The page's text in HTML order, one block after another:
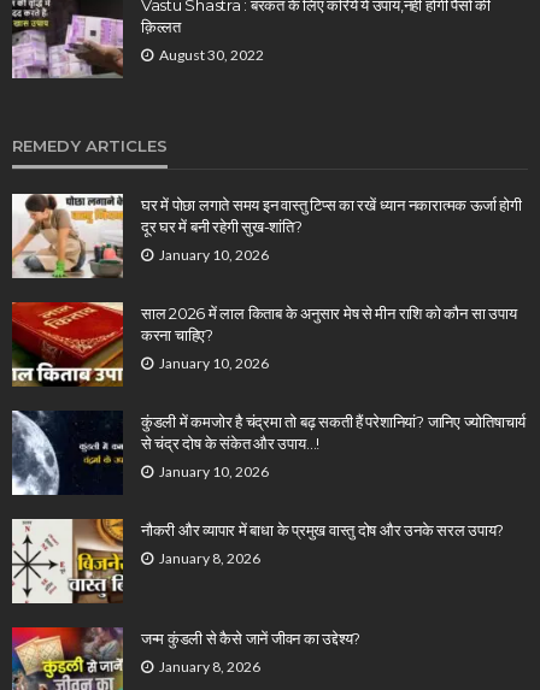
Vastu Shastra : बरकत के लिए करिये ये उपाय,नही होगी पैसों की
क़िल्लत
August 30, 2022
REMEDY ARTICLES
घर में पोछा लगाते समय इन वास्तु टिप्स का रखें ध्यान नकारात्मक ऊर्जा होगी
दूर घर में बनी रहेगी सुख-शांति?
January 10, 2026
साल 2026 में लाल किताब के अनुसार मेष से मीन राशि को कौन सा उपाय
करना चाहिए?
January 10, 2026
कुंडली में कमजोर है चंद्रमा तो बढ़ सकती हैं परेशानियां? जानिए ज्योतिषाचार्य
से चंद्र दोष के संकेत और उपाय…!
January 10, 2026
नौकरी और व्यापार में बाधा के प्रमुख वास्तु दोष और उनके सरल उपाय?
January 8, 2026
जन्म कुंडली से कैसे जानें जीवन का उद्देश्य?
January 8, 2026